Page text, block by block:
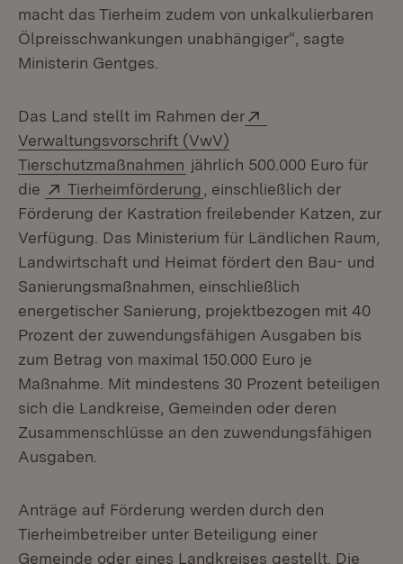
macht das Tierheim zudem von unkalkulierbaren
Ölpreisschwankungen unabhängiger“, sagte
Ministerin Gentges.
Das Land stellt im Rahmen der
Verwaltungsvorschrift (VwV)
Tierschutzmaßnahmen (Öffnet in neuem Fenster)
jährlich 500.000 Euro für
die
Extern:
Tierheimförderung (Öffnet in neuem Fenster)
, einschließlich der
Förderung der Kastration freilebender Katzen, zur
Verfügung. Das Ministerium für Ländlichen Raum,
Landwirtschaft und Heimat fördert den Bau- und
Sanierungsmaßnahmen, einschließlich
energetischer Sanierung, projektbezogen mit 40
Prozent der zuwendungsfähigen Ausgaben bis
zum Betrag von maximal 150.000 Euro je
Maßnahme. Mit mindestens 30 Prozent beteiligen
sich die Landkreise, Gemeinden oder deren
Zusammenschlüsse an den zuwendungsfähigen
Ausgaben.
Anträge auf Förderung werden durch den
Tierheimbetreiber unter Beteiligung einer
Gemeinde oder eines Landkreises gestellt. Die